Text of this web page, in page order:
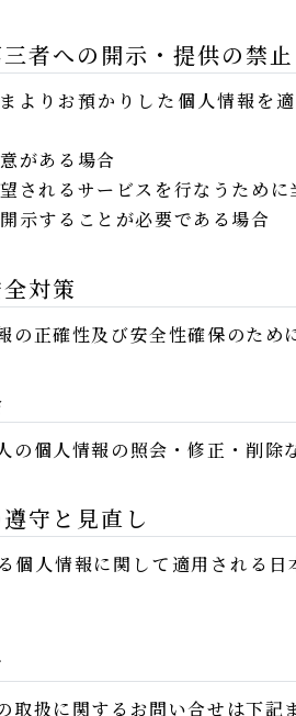
者への開示・提供の禁止
よりお預かりした個人情報を
がある場合
されるサービスを行なうため
示することが必要である場合
対策
の正確性及び安全性確保のため
の個人情報の照会・修正・削除
守と見直し
個人情報に関して適用される
取扱に関するお問い合せは下記